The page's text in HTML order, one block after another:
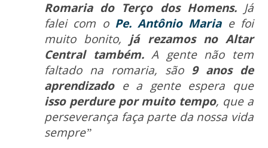
Romaria do Terço dos Homens. Já
falei com oPe. Antônio Mariae foi
muito bonito, já rezamos no Altar
Central também.A gente não tem
faltado na romaria, são 9 anos de
aprendizadoe a gente espera que
isso perdure por muito tempo, que a
perseverança faça parte da nossa vida
sempre”